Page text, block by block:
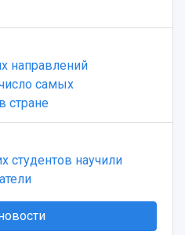
направлений
самых
стране
студентов научили